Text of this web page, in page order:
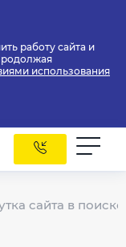
работу сайта и
использования
сайта в